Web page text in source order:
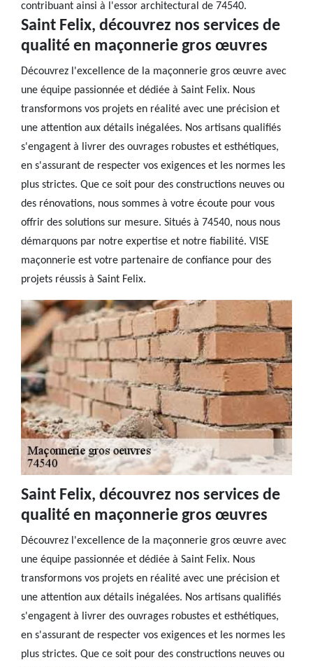
contribuant ainsi à l'essor architectural de 74540.
Saint Felix, découvrez nos services de
qualité en maçonnerie gros œuvres
Découvrez l'excellence de la maçonnerie gros œuvre avec
une équipe passionnée et dédiée à Saint Felix. Nous
transformons vos projets en réalité avec une précision et
une attention aux détails inégalées. Nos artisans qualifiés
s'engagent à livrer des ouvrages robustes et esthétiques,
en s'assurant de respecter vos exigences et les normes les
plus strictes. Que ce soit pour des constructions neuves ou
des rénovations, nous sommes à votre écoute pour vous
offrir des solutions sur mesure. Situés à 74540, nous nous
démarquons par notre expertise et notre fiabilité. VISE
maçonnerie est votre partenaire de confiance pour des
projets réussis à Saint Felix.
Saint Felix, découvrez nos services de
qualité en maçonnerie gros œuvres
Découvrez l'excellence de la maçonnerie gros œuvre avec
une équipe passionnée et dédiée à Saint Felix. Nous
transformons vos projets en réalité avec une précision et
une attention aux détails inégalées. Nos artisans qualifiés
s'engagent à livrer des ouvrages robustes et esthétiques,
en s'assurant de respecter vos exigences et les normes les
plus strictes. Que ce soit pour des constructions neuves ou